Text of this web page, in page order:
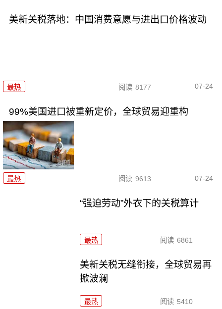
美新关税落地：中国消费意愿与进出口价格波动
最热 阅读 8177 07-24
99%美国进口被重新定价，全球贸易迎重构
最热 阅读 9613 07-24
“强迫劳动”外衣下的关税算计
最热 阅读 6861
美新关税无缝衔接，全球贸易再
掀波澜
最热 阅读 5410